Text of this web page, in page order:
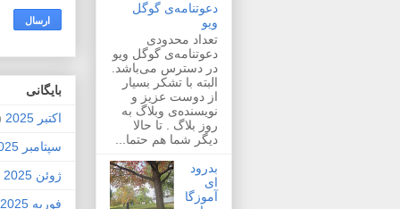
دعوتنامه‌ی گوگل
ویو
تعداد محدودی
دعوتنامه‌ی گوگل ویو
در دسترس می‌باشد.
البته با تشکر بسیار
از دوست عزیز و
نویسنده‌ی وبلاگ به
روز بلاگ . تا حالا
دیگر شما هم حتما...
بدرود
ای
آموزگا
بايگانی
اکتبر 2025
سپتامبر 2025
ژوئن 2025
فوریه 2025